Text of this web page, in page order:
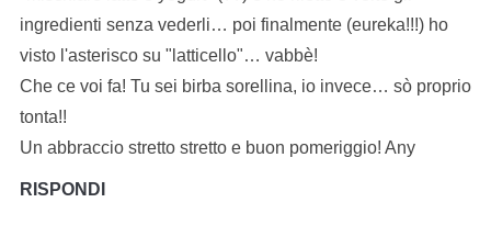
ingredienti senza vederli… poi finalmente (eureka!!!) ho
visto l'asterisco su "latticello"… vabbè!
Che ce voi fa! Tu sei birba sorellina, io invece… sò proprio
tonta!!
Un abbraccio stretto stretto e buon pomeriggio! Any
RISPONDI